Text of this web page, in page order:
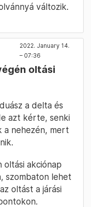
változik.
2022. January 14.
– 07:36
oltási
a delta és
azt kérte, senki
a nehezén, mert
oltási akciónap
szombaton lehet
oltást a járási